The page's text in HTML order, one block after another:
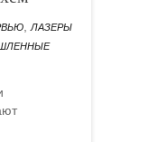
ЛАЗЕРЫ